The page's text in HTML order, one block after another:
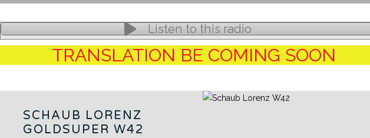
Listen to this radio
TRANSLATION BE COMING SOON
SCHAUB LORENZ
GOLDSUPER W42